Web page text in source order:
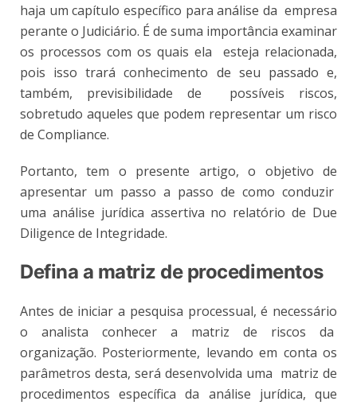
haja um capítulo específico para análise da empresa
perante o Judiciário. É de suma importância examinar
os processos com os quais ela esteja relacionada,
pois isso trará conhecimento de seu passado e,
também, previsibilidade de possíveis riscos,
sobretudo aqueles que podem representar um risco
de Compliance.
Portanto, tem o presente artigo, o objetivo de
apresentar um passo a passo de como conduzir
uma análise jurídica assertiva no relatório de Due
Diligence de Integridade.
Defina a matriz de procedimentos
Antes de iniciar a pesquisa processual, é necessário
o analista conhecer a matriz de riscos da
organização. Posteriormente, levando em conta os
parâmetros desta, será desenvolvida uma matriz de
procedimentos específica da análise jurídica, que